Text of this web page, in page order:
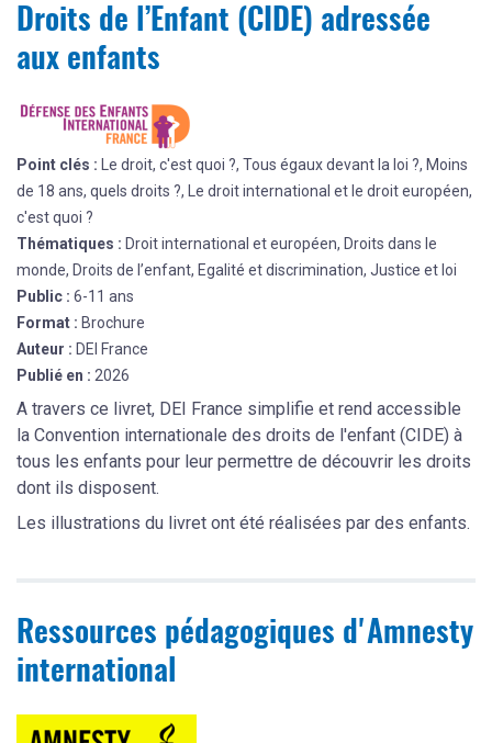
Droits de l’Enfant (CIDE) adressée
aux enfants
Point clés : Le droit, c'est quoi ?, Tous égaux devant la loi ?, Moins
de 18 ans, quels droits ?, Le droit international et le droit européen,
c'est quoi ?
Thématiques : Droit international et européen, Droits dans le
monde, Droits de l’enfant, Egalité et discrimination, Justice et loi
Public : 6-11 ans
Format : Brochure
Auteur : DEI France
Publié en : 2026
A travers ce livret, DEI France simplifie et rend accessible
la Convention internationale des droits de l'enfant (CIDE) à
tous les enfants pour leur permettre de découvrir les droits
dont ils disposent.
Les illustrations du livret ont été réalisées par des enfants.
Ressources pédagogiques d'Amnesty
international